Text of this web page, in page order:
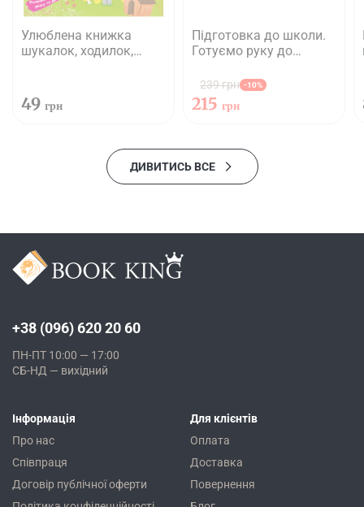
Улюблена книжка
шукалок, ходилок,
49 грн
Підготовка до школи.
Готуємо руку до
239 грн -10%
215 грн
ДИВИТИСЬ ВСЕ
+38 (096) 620 20 60
ПН-ПТ 10:00 — 17:00
СБ-НД — вихідний
Інформація
Про нас
Співпраця
Договір публічної оферти
Для клієнтів
Оплата
Доставка
Повернення